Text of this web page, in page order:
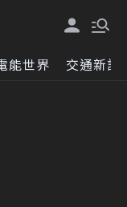
能世界 交通新訊